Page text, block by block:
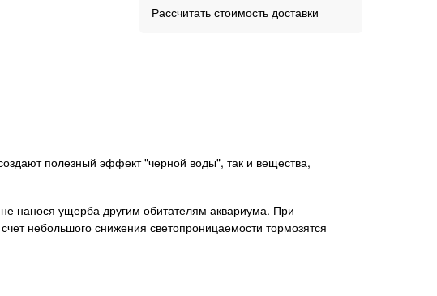
Рассчитать стоимость доставки
полезный эффект "черной воды", так и вещества,
нанося ущерба другим обитателям аквариума. При
небольшого снижения светопроницаемости тормозятся